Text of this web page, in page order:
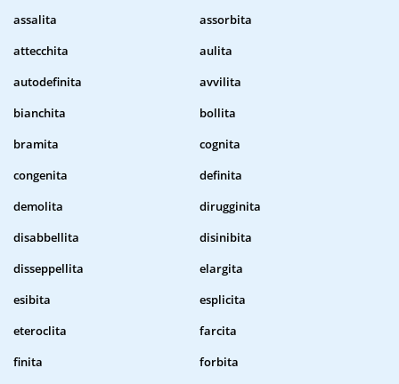
assalita
assorbita
attecchita
aulita
autodefinita
avvilita
bianchita
bollita
bramita
cognita
congenita
definita
demolita
dirugginita
disabbellita
disinibita
disseppellita
elargita
esibita
esplicita
eteroclita
farcita
finita
forbita